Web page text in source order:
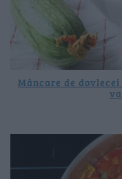
Mâncare de